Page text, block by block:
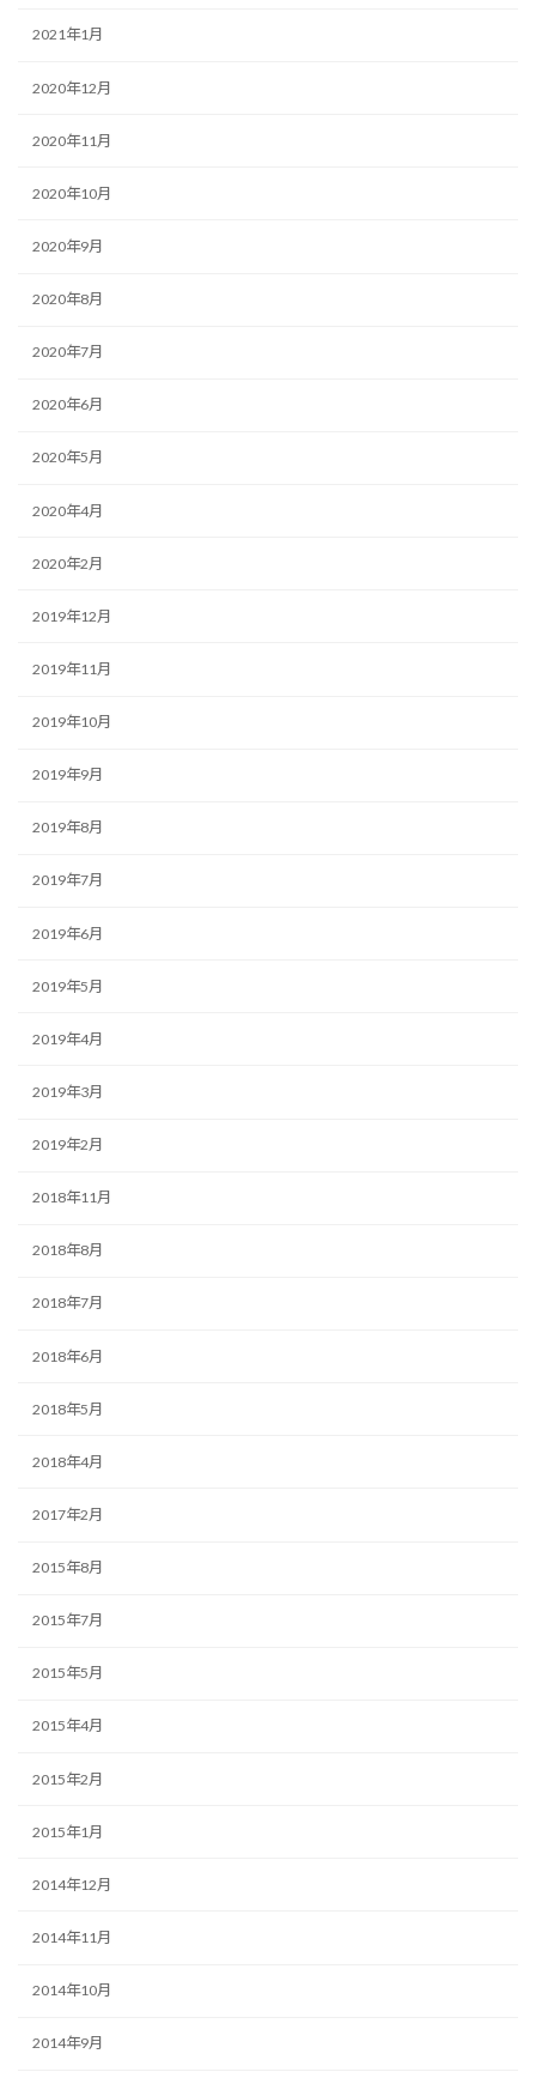
2021年1月
2020年12月
2020年11月
2020年10月
2020年9月
2020年8月
2020年7月
2020年6月
2020年5月
2020年4月
2020年2月
2019年12月
2019年11月
2019年10月
2019年9月
2019年8月
2019年7月
2019年6月
2019年5月
2019年4月
2019年3月
2019年2月
2018年11月
2018年8月
2018年7月
2018年6月
2018年5月
2018年4月
2017年2月
2015年8月
2015年7月
2015年5月
2015年4月
2015年2月
2015年1月
2014年12月
2014年11月
2014年10月
2014年9月